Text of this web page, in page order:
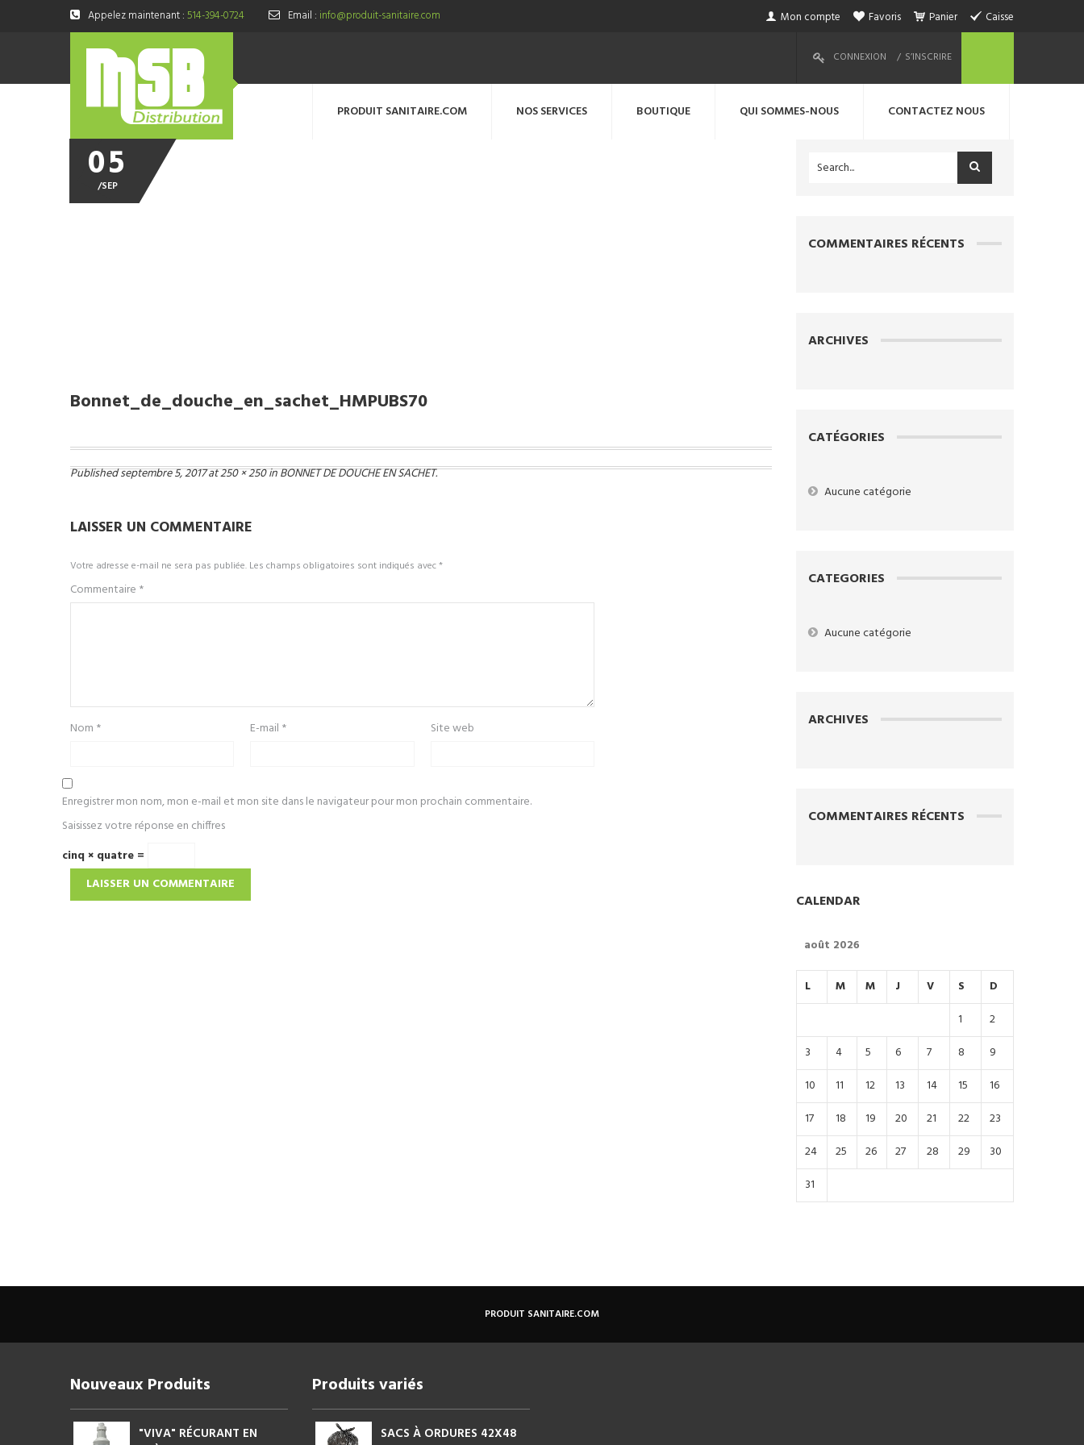
Appelez maintenant :514-394-0724 Email : info@produit-sanitaire.com Mon compte Favoris Panier Caisse
CONNEXION S’INSCRIRE
PRODUIT SANITAIRE.COM NOS SERVICES BOUTIQUE QUI SOMMES-NOUS CONTACTEZ NOUS
05
/SEP
Bonnet_de_douche_en_sachet_HMPUBS70
Publishedseptembre 5, 2017at250 × 250inBONNET DE DOUCHE EN SACHET.
LAISSER UN COMMENTAIRE
Votre adresse e-mail ne sera pas publiée. Les champs obligatoires sont indiqués avec*
Commentaire *
Nom * E-mail * Site web
Enregistrer mon nom, mon e-mail et mon site dans le navigateur pour mon prochain commentaire.
Saisissez votre réponse en chiffres
cinq × quatre =
COMMENTAIRES RÉCENTS
ARCHIVES
CATÉGORIES
Aucune catégorie
CATEGORIES
Aucune catégorie
ARCHIVES
COMMENTAIRES RÉCENTS
CALENDAR
août 2026
L M M J V S
D
1
2
3
4 5 6 7 8
9
10
11 12 13 14 15
16
17
18 19 20 21 22
23
24
25 26 27 28 29
30
31
PRODUIT SANITAIRE.COM
Nouveaux Produits
"VIVA" RÉCURANT EN
Produits variés
SACS À ORDURES 42X48